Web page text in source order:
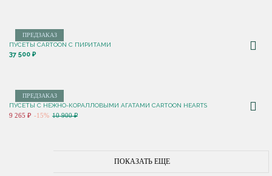
ПРЕДЗАКАЗ
ПУСЕТЫ CARTOON C ПИРИТАМИ
37 500 ₽
ПРЕДЗАКАЗ
ПУСЕТЫ C НЕЖНО-КОРАЛЛОВЫМИ АГАТАМИ CARTOON HEARTS
9 265 ₽ -15% 10 900 ₽
ПОКАЗАТЬ ЕЩЕ